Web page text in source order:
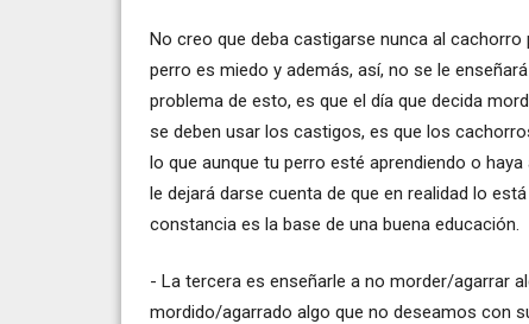
No creo que deba castigarse nunca al
perro es miedo y además, así, no se le
problema de esto, es que el día que decida
se deben usar los castigos, es que los
lo que aunque tu perro esté aprendiendo o
le dejará darse cuenta de que en realidad lo
constancia es la base de una buena educación.
- La tercera es enseñarle a no morder/agarrar
mordido/agarrado algo que no deseamos con